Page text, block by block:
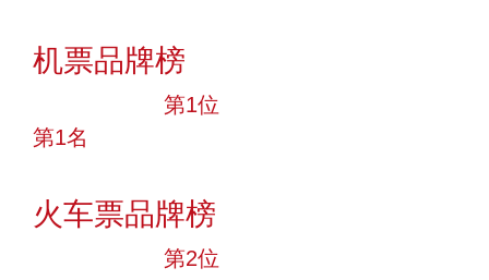
机票品牌榜
第1位
第1名
火车票品牌榜
第2位